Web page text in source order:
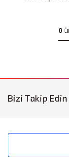
0
Bizi Takip Edin